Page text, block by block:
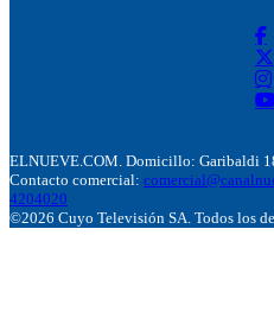
ELNUEVE.COM. Domicillo: Garibaldi
Contacto comercial:
4204020
©2026 Cuyo Televisión SA. Todos los